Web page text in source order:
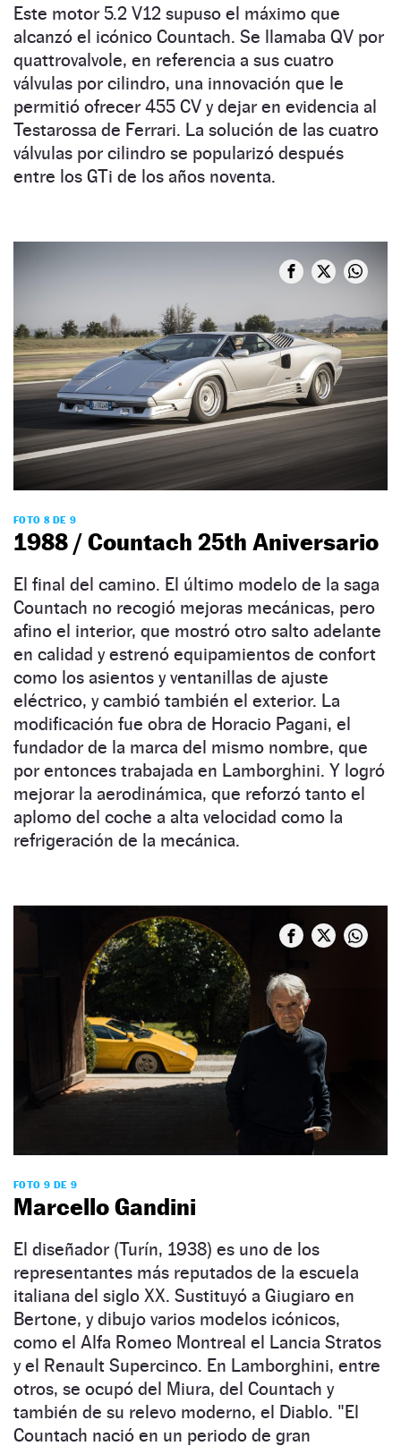
Este motor 5.2 V12 supuso el máximo que
alcanzó el icónico Countach. Se llamaba QV por
quattrovalvole, en referencia a sus cuatro
válvulas por cilindro, una innovación que le
permitió ofrecer 455 CV y dejar en evidencia al
Testarossa de Ferrari. La solución de las cuatro
válvulas por cilindro se popularizó después
entre los GTi de los años noventa.
FOTO 8 DE 9
1988 / Countach 25th Aniversario
El final del camino. El último modelo de la saga
Countach no recogió mejoras mecánicas, pero
afino el interior, que mostró otro salto adelante
en calidad y estrenó equipamientos de confort
como los asientos y ventanillas de ajuste
eléctrico, y cambió también el exterior. La
modificación fue obra de Horacio Pagani, el
fundador de la marca del mismo nombre, que
por entonces trabajada en Lamborghini. Y logró
mejorar la aerodinámica, que reforzó tanto el
aplomo del coche a alta velocidad como la
refrigeración de la mecánica.
FOTO 9 DE 9
Marcello Gandini
El diseñador (Turín, 1938) es uno de los
representantes más reputados de la escuela
italiana del siglo XX. Sustituyó a Giugiaro en
Bertone, y dibujo varios modelos icónicos,
como el Alfa Romeo Montreal el Lancia Stratos
y el Renault Supercinco. En Lamborghini, entre
otros, se ocupó del Miura, del Countach y
también de su relevo moderno, el Diablo. "El
Countach nació en un periodo de gran